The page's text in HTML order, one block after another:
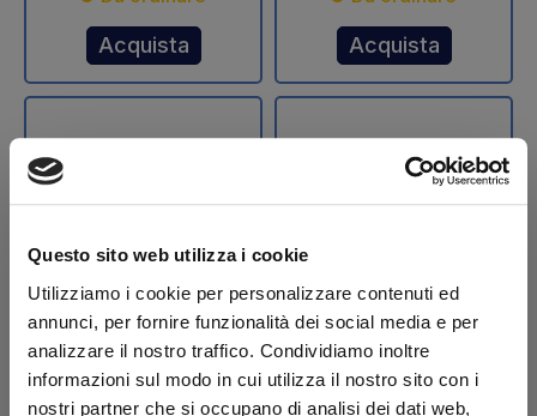
Questo sito web utilizza i cookie
Utilizziamo i cookie per personalizzare contenuti ed
annunci, per fornire funzionalità dei social media e per
analizzare il nostro traffico. Condividiamo inoltre
informazioni sul modo in cui utilizza il nostro sito con i
nostri partner che si occupano di analisi dei dati web,
Acquista Acquista
Stelo cilindro
sollevamento Ø 70
mm DLB 47 Dautel
Stelo cilindro
sollevamento Ø 75
mm DLB 47 Dautel